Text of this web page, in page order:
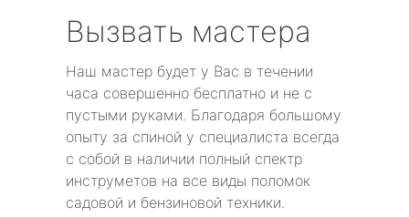
Вызвать мастера
Наш мастер будет у Вас в течении
часа совершенно бесплатно и не с
пустыми руками. Благодаря большому
опыту за спиной у специалиста всегда
с собой в наличии полный спектр
инструметов на все виды поломок
садовой и бензиновой техники.